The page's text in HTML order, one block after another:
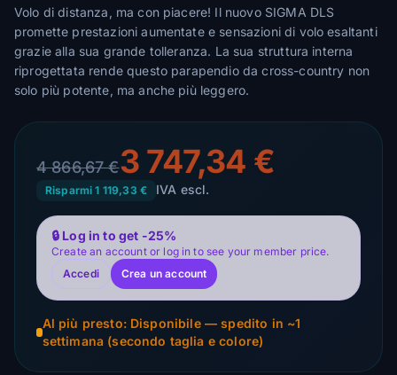
Volo di distanza, ma con piacere! Il nuovo SIGMA DLS
promette prestazioni aumentate e sensazioni di volo esaltanti
grazie alla sua grande tolleranza. La sua struttura interna
riprogettata rende questo parapendio da cross-country non
solo più potente, ma anche più leggero.
4 866,67 €3 747,34 €
Risparmi 1 119,33 € IVA escl.
🔒 Log in to get -25%
Create an account or log in to see your member price.
Accedi
Crea un account
Al più presto: Disponibile — spedito in ~1
settimana (secondo taglia e colore)